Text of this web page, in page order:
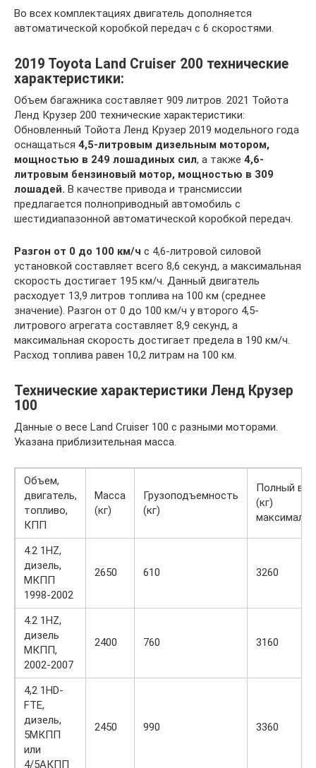
Во всех комплектациях двигатель дополняется
автоматической коробкой передач с 6 скоростями.
2019 Toyota Land Cruiser 200 технические
характеристики:
Объем багажника составляет 909 литров. 2021 Тойота
Ленд Крузер 200 технические характеристики:
Обновленный Тойота Ленд Крузер 2019 модельного года
оснащаться 4,5-литровым дизельным мотором,
мощностью в 249 лошадиных сил, а также 4,6-
литровым бензиновый мотор, мощностью в 309
лошадей. В качестве привода и трансмиссии
предлагается полноприводный автомобиль с
шестидиапазонной автоматической коробкой передач.
Разгон от 0 до 100 км/ч с 4,6-литровой силовой
установкой составляет всего 8,6 секунд, а максимальная
скорость достигает 195 км/ч. Данный двигатель
расходует 13,9 литров топлива на 100 км (среднее
значение). Разгон от 0 до 100 км/ч у второго 4,5-
литрового агрегата составляет 8,9 секунд, а
максимальная скорость достигает предела в 190 км/ч.
Расход топлива равен 10,2 литрам на 100 км.
Технические характеристики Ленд Крузер
100
Данные о весе Land Cruiser 100 c разными моторами.
Указана приблизительная масса.
Объем,
двигатель,
топливо,
КПП
Масса
(кг)
Грузоподъемность
(кг)
Полный вес
(кг)
4.2 1HZ,
дизель,
МКПП
1998-2002
2650 610 3260
4.2 1HZ,
дизель
МКПП,
2002-2007
2400 760 3160
4,2 1HD-
FTE,
дизель,
5МКПП
или
4/5АКПП
2450 990 3360